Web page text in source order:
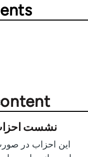
نشست
این احزاب در